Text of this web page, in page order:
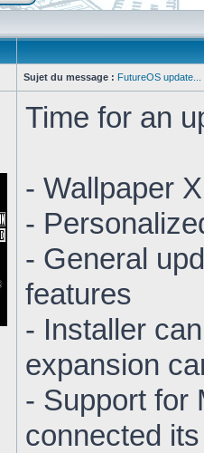
Sujet du message : FutureOS update...
Time for an
- Wallpaper
-
- General
features
- Installer
expansion
- Support for
connected